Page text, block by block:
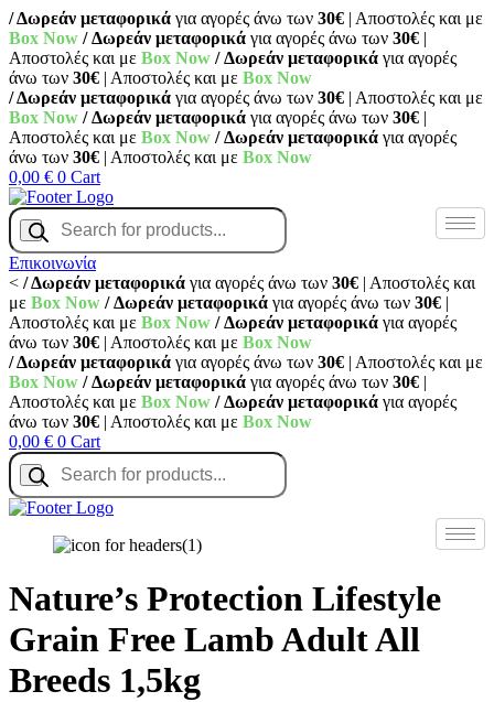
/ Δωρεάν μεταφορικά για αγορές άνω των 30€ | Αποστολές και με
Box Now / Δωρεάν μεταφορικά για αγορές άνω των 30€ |
Αποστολές και με Box Now / Δωρεάν μεταφορικά για αγορές
άνω των 30€ | Αποστολές και με Box Now
/ Δωρεάν μεταφορικά για αγορές άνω των 30€ | Αποστολές και με
Box Now / Δωρεάν μεταφορικά για αγορές άνω των 30€ |
Αποστολές και με Box Now / Δωρεάν μεταφορικά για αγορές
άνω των 30€ | Αποστολές και με Box Now
0,00 € 0 Cart
Products
search
Επικοινωνία
< / Δωρεάν μεταφορικά για αγορές άνω των 30€ | Αποστολές και
με Box Now / Δωρεάν μεταφορικά για αγορές άνω των 30€ |
Αποστολές και με Box Now / Δωρεάν μεταφορικά για αγορές
άνω των 30€ | Αποστολές και με Box Now
/ Δωρεάν μεταφορικά για αγορές άνω των 30€ | Αποστολές και με
Box Now / Δωρεάν μεταφορικά για αγορές άνω των 30€ |
Αποστολές και με Box Now / Δωρεάν μεταφορικά για αγορές
άνω των 30€ | Αποστολές και με Box Now
0,00 € 0 Cart
Products
search
Nature’s Protection Lifestyle
Grain Free Lamb Adult All
Breeds 1,5kg